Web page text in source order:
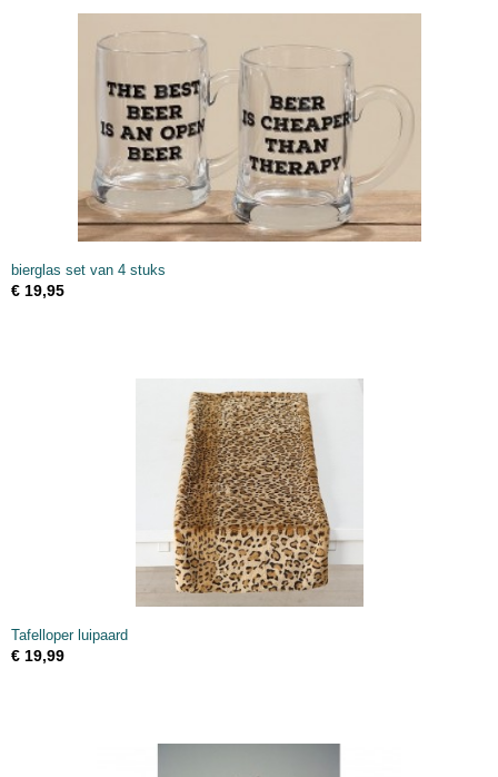
bierglas set van 4 stuks
€ 19,95
Tafelloper luipaard
€ 19,99